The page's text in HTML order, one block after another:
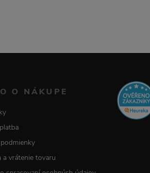
O NÁKUPE
a vrátenie tovaru